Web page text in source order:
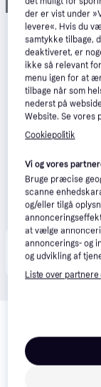
Annonce
Produktet fås
betalende kunde
Se vores forslag
interesser.
der er vist under
levere«. Hvis du
samtykke tilbage,
deaktiveret, er
ikke så relevant
menu igen for at
tilbage når som
nederst på
Website. Se vores
Cookiepolitik
Vi og vores
Bruge præcise
scanne
og/eller tilgå
at vælge
annoncerings- og
og udvikling af
Liste over